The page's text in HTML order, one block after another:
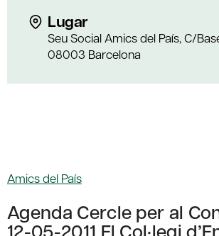
Lugar
Seu Social Amics del País, C/
08003 Barcelona
Amics del País
Agenda Cercle per al
12-05-2011 El Col·legi